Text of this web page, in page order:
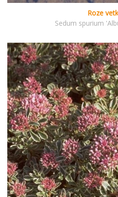
Roze
Sedum spurium